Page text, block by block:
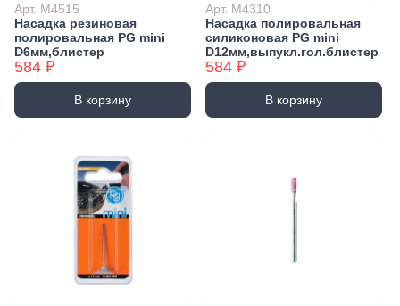
Арт. M4515
Насадка резиновая
полировальная PG mini
D6мм,блистер
584 ₽
В корзину
Арт. M4310
Насадка полировальная
силиконовая PG mini
D12мм,выпукл.гол.блистер
584 ₽
В корзину